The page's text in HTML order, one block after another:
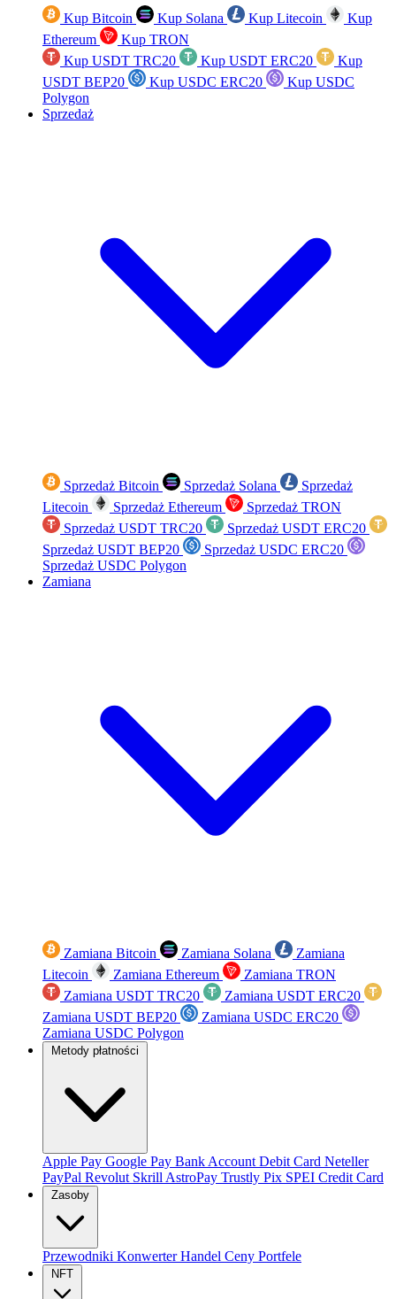
Kup Bitcoin Kup Solana Kup Litecoin
Kup
Ethereum
Kup TRON
Kup USDT TRC20
Kup USDT ERC20
Kup
USDT BEP20
Kup USDC ERC20
Kup USDC
Polygon
Sprzedaż
Sprzedaż Bitcoin Sprzedaż Solana
Sprzedaż
Litecoin
Sprzedaż Ethereum
Sprzedaż TRON
Sprzedaż USDT TRC20
Sprzedaż USDT ERC20
Sprzedaż USDT BEP20
Sprzedaż USDC ERC20
Sprzedaż USDC Polygon
Zamiana
Zamiana Bitcoin Zamiana Solana
Zamiana
Litecoin
Zamiana Ethereum
Zamiana TRON
Zamiana USDT TRC20
Zamiana USDT ERC20
Zamiana USDT BEP20
Zamiana USDC ERC20
Zamiana USDC Polygon
Metody płatności
Apple Pay Google Pay Bank Account Debit Card Neteller
PayPal Revolut Skrill AstroPay Trustly Pix SPEI Credit Card
Zasoby
Przewodniki KonwerterHandel Ceny Portfele
NFT